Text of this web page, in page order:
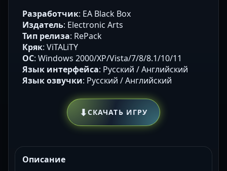
Разработчик: EA Black Box
Издатель: Electronic Arts
Тип релиза: RePack
Кряк: ViTALiTY
ОС: Windows 2000/XP/Vista/7/8/8.1/10/11
Язык интерфейса: Русский / Английский
Язык озвучки: Русский / Английский
⬇СКАЧАТЬ ИГРУ
Описание